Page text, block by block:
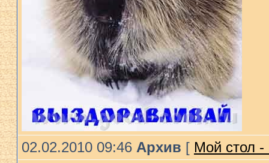
02.02.2010 09:46 Архив [ Мой стол -